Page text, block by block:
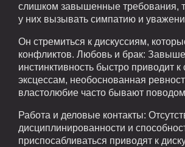
слишком завышенные требования,
у них вызывать симпатию и
Он стремиться к дискуссиям,
конфликтов. Любовь и брак:
инстинктивность быстро приводит
эксцессам, необоснованная
властолюбие часто бывают
Работа и деловые контакты:
дисциплинированности и
приспосабливаться приводят к